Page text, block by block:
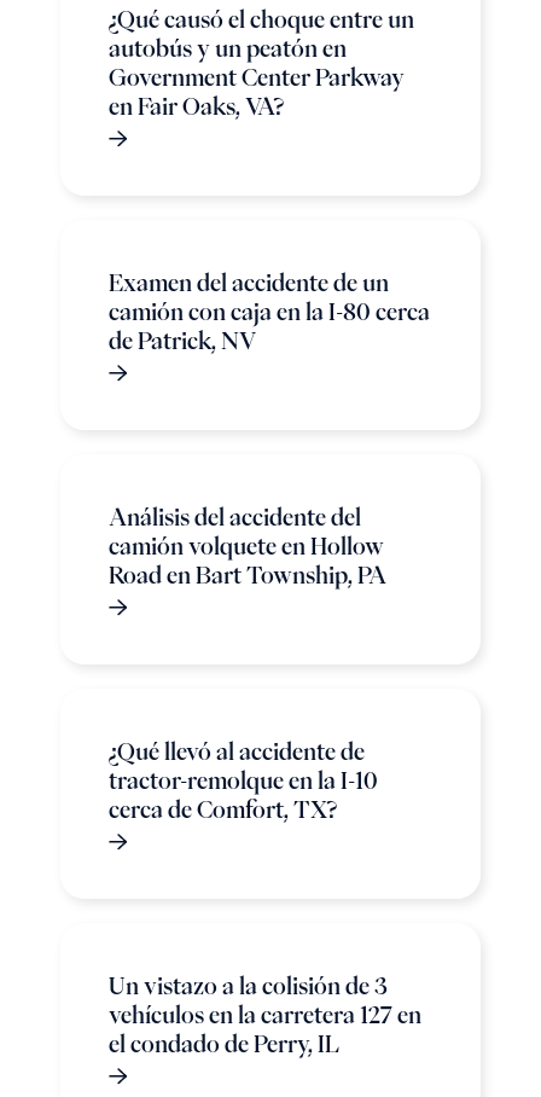
¿Qué causó el choque entre un
autobús y un peatón en
Government Center Parkway
en Fair Oaks, VA?
Examen del accidente de un
camión con caja en la I-80 cerca
de Patrick, NV
Análisis del accidente del
camión volquete en Hollow
Road en Bart Township, PA
¿Qué llevó al accidente de
tractor-remolque en la I-10
cerca de Comfort, TX?
Un vistazo a la colisión de 3
vehículos en la carretera 127 en
el condado de Perry, IL